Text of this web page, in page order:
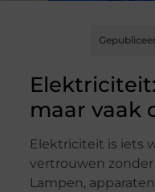
maar vaak
Elektriciteit is iets
vertrouwen
Lampen,